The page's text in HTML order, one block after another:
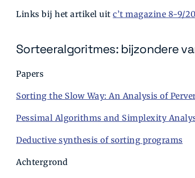
Links bij het artikel uit c’t magazine 8-9/
Sorteeralgoritmes: bijzondere
Papers
Sorting the Slow Way: An Analysis of
Pessimal Algorithms and Simplexity
Deductive synthesis of sorting programs
Achtergrond